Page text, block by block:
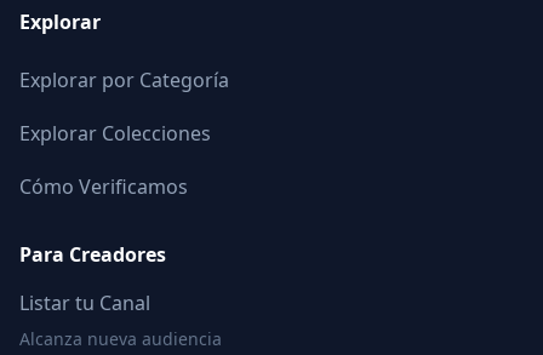
Explorar
Explorar por Categoría
Explorar Colecciones
Cómo Verificamos
Para Creadores
Listar tu Canal
Alcanza nueva audiencia